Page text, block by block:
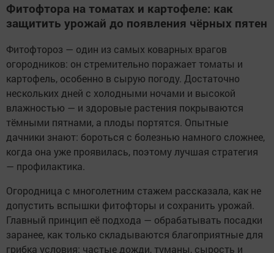
Фитофтора на томатах и картофеле: как
защитить урожай до появления чёрных пятен
Фитофтороз — один из самых коварных врагов
огородников: он стремительно поражает томаты и
картофель, особенно в сырую погоду. Достаточно
нескольких дней с холодными ночами и высокой
влажностью — и здоровые растения покрываются
тёмными пятнами, а плоды портятся. Опытные
дачники знают: бороться с болезнью намного сложнее,
когда она уже проявилась, поэтому лучшая стратегия
— профилактика.
Огородница с многолетним стажем рассказала, как не
допустить вспышки фитофторы и сохранить урожай.
Главный принцип её подхода — обрабатывать посадки
заранее, как только складываются благоприятные для
грибка условия: частые дожди, туманы, сырость и